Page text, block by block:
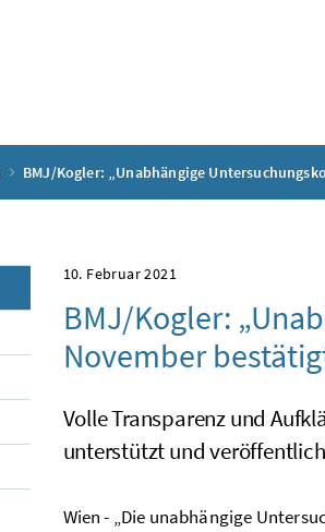
BMJ/Kogler: „Unabhängige
10. Februar 2021
BMJ/Kogler:
November
Volle Transparenz und
unterstützt und
Wien - „Die unabhängige